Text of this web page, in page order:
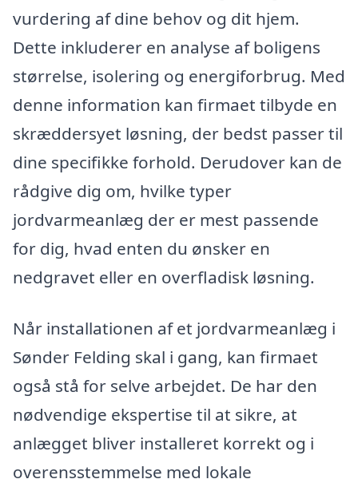
vurdering af dine behov og dit hjem.
Dette inkluderer en analyse af boligens
størrelse, isolering og energiforbrug. Med
denne information kan firmaet tilbyde en
skræddersyet løsning, der bedst passer til
dine specifikke forhold. Derudover kan de
rådgive dig om, hvilke typer
jordvarmeanlæg der er mest passende
for dig, hvad enten du ønsker en
nedgravet eller en overfladisk løsning.
Når installationen af et jordvarmeanlæg i
Sønder Felding skal i gang, kan firmaet
også stå for selve arbejdet. De har den
nødvendige ekspertise til at sikre, at
anlægget bliver installeret korrekt og i
overensstemmelse med lokale